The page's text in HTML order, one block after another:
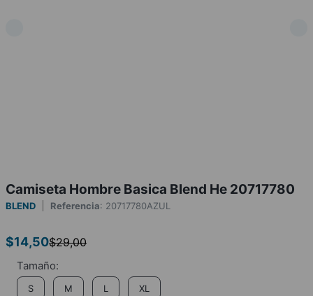
Camiseta Hombre Basica Blend He 20717780
BLEND Referencia: 20717780AZUL
$14,50$29,00
S M L XL